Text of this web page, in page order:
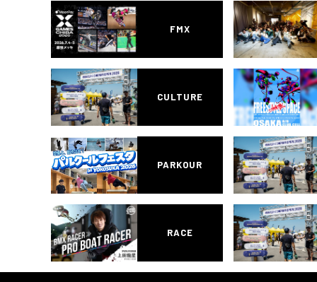
FMX
CULTURE
PARKOUR
RACE